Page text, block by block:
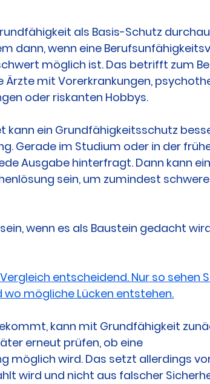
als Basis-Schutz
dann, wenn eine
möglich ist. Das betrifft zum
Ärzte mit Vorerkrankungen,
oder riskanten Hobbys.
kann ein Grundfähigkeitsschutz
Gerade im Studium oder in der
Ausgabe hinterfragt. Dann kann
sein, um zumindest
wenn es als Baustein gedacht
entscheidend. Nur so sehen
mögliche Lücken entstehen.
kann mit Grundfähigkeit
erneut prüfen, ob eine
möglich wird. Das setzt allerdings
wird und nicht aus falscher